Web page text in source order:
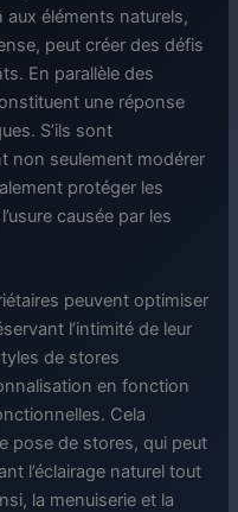
éléments naturels,
peut créer des défis
En parallèle des
une réponse
S’ils sont
non seulement modérer
protéger les
causée par les
peuvent optimiser
l’intimité de leur
de stores
en fonction
Cela
pose de stores, qui peut
l’éclairage naturel tout
la menuiserie et la